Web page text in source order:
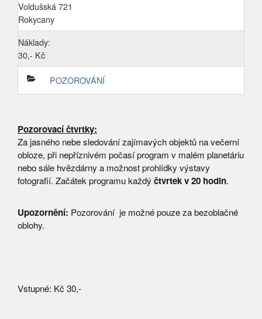
Voldušská 721
Rokycany
Náklady:
30,- Kč
POZOROVÁNÍ
Pozorovací čtvrtky:
Za jasného nebe sledování zajímavých objektů na večerní
obloze, při nepříznivém počasí program v malém planetáriu
nebo sále hvězdárny a možnost prohlídky výstavy
fotografií. Začátek programu každý čtvrtek v 20 hodin.
Upozornění: Pozorování je možné pouze za bezoblačné
oblohy.
Vstupné: Kč 30,-